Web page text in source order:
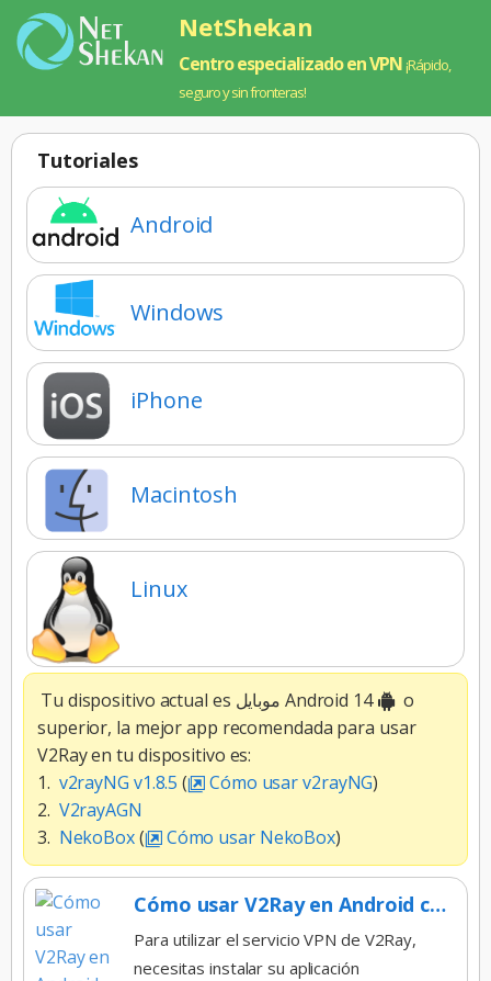
NetShekan
Centro especializado en VPN¡Rápido,
seguro y sin fronteras!
Tutoriales‌
Android
Windows
iPhone
Macintosh
Linux
Tu dispositivo actual es موبایل Android 14
o
superior, la mejor app recomendada para usar
V2Ray en tu dispositivo es:
1. v2rayNG v1.8.5 ( Cómo usar v2rayNG)
2. V2rayAGN
3. NekoBox( Cómo usar NekoBox)
Cómo usar V2Ray en Android con v2rayNG
Para utilizar el servicio VPN de V2Ray,
necesitas instalar su aplicación